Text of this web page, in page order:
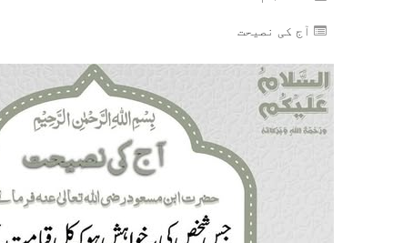
آج کی نصیحت